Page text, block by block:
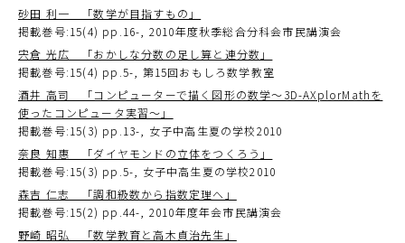
砂田 利一 「数学が目指すもの」
掲載巻号:15(4) pp.16-, 2010年度秋季総合分科会市民講演会
宍倉 光広 「おかしな分数の足し算と連分数」
掲載巻号:15(4) pp.5-, 第15回おもしろ数学教室
酒井 高司 「コンピューターで描く図形の数学～3D-AXplorMathを
使ったコンピュータ実習～」
掲載巻号:15(3) pp.13-, 女子中高生夏の学校2010
奈良 知惠 「ダイヤモンドの立体をつくろう」
掲載巻号:15(3) pp.5-, 女子中高生夏の学校2010
森吉 仁志 「調和級数から指数定理へ」
掲載巻号:15(2) pp.44-, 2010年度年会市民講演会
野崎 昭弘 「数学教育と高木貞治先生」